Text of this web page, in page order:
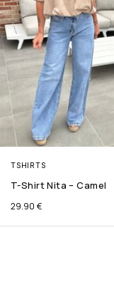
TSHIRTS
T-Shirt Nita – Camel
29.90 €